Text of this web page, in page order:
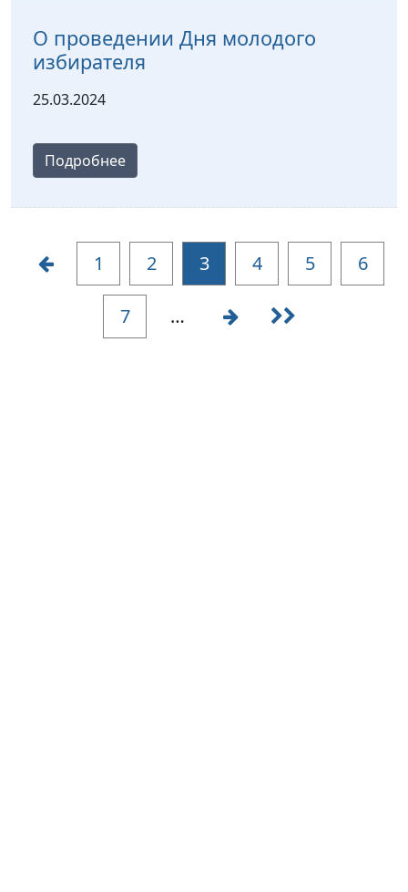
О проведении Дня молодого
избирателя
25.03.2024
Подробнее
1 2 3 4 5 6
7 …